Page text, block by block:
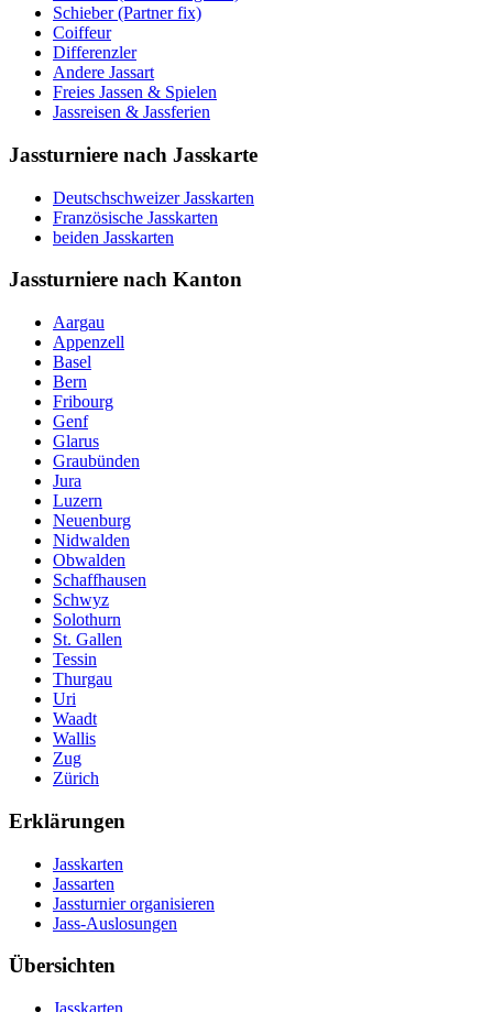
Schieber (Partner fix)
Coiffeur
Differenzler
Andere Jassart
Freies Jassen & Spielen
Jassreisen & Jassferien
Jassturniere nach Jasskarte
Deutschschweizer Jasskarten
Französische Jasskarten
beiden Jasskarten
Jassturniere nach Kanton
Aargau
Appenzell
Basel
Bern
Fribourg
Genf
Glarus
Graubünden
Jura
Luzern
Neuenburg
Nidwalden
Obwalden
Schaffhausen
Schwyz
Solothurn
St. Gallen
Tessin
Thurgau
Uri
Waadt
Wallis
Zug
Zürich
Erklärungen
Jasskarten
Jassarten
Jassturnier organisieren
Jass-Auslosungen
Übersichten
Jasskarten